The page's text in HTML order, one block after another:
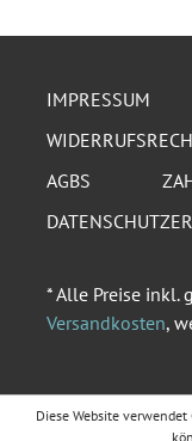
IMPRESSUM
AGBS
* Alle Preise inkl.
Versandkosten,
Diese Website